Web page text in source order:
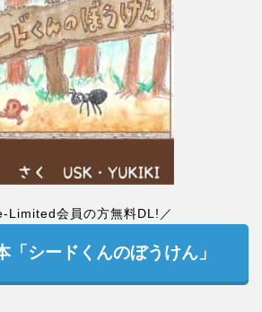
Limited会員の方無料DL!／
シードくんのぼうけん」